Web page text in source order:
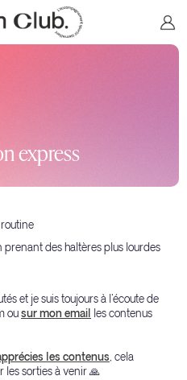
express
prenant des haltères plus lourdes
et je suis toujours à l'écoute de
ousur mon email les contenus
les contenus, cela
sorties à venir 🙏